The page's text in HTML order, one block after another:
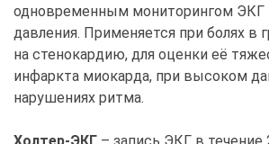
одновременным мониторингом ЭКГ
давления. Применяется при болях в
на стенокардию, для оценки её
инфаркта миокарда, при высоком
нарушениях ритма.